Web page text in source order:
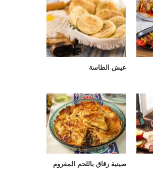
عيش الطاسة
صينية رقاق باللحم المفروم